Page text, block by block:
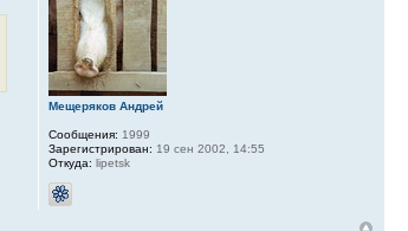
Мещеряков Андрей
Сообщения: 1999
Зарегистрирован: 19 сен 2002, 14:55
Откуда: lipetsk